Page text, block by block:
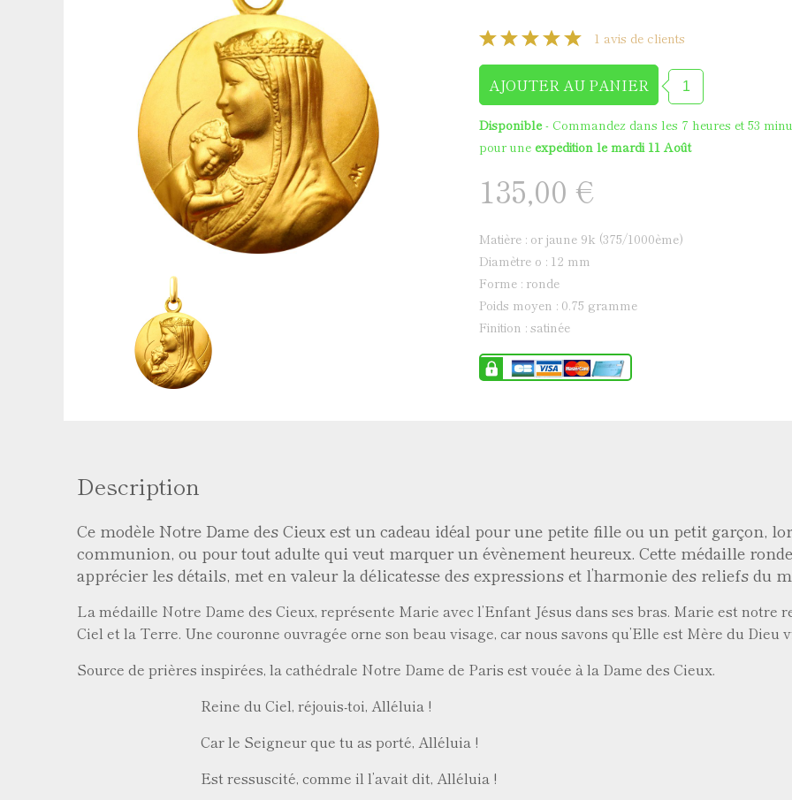
Médaille de baptême Symboles
Gravures pour médailles
Réparation de médailles
Quelle médaille pour un baptême ?
Quelle taille pour une médaille ?
Que faire graver au dos de sa médaille ?
1 avis de clients
Disponible- Commandez dans les 7 heures et 52
pour une expédition le mardi 11 Août
135,00 €
matière : or jaune 9k (375/1000ème)
diamètre ø : 12 mm
forme : ronde
poids moyen : 0.75 gramme
finition : satinée
Description
Ce modèle Notre Dame des Cieux est un cadeau idéal pour une petite fille ou un petit garçon,
communion, ou pour tout adulte qui veut marquer un évènement heureux. Cette médaille
apprécier les détails, met en valeur la délicatesse des expressions et l’harmonie des reliefs du
La médaille Notre Dame des Cieux, représente Marie avec l’Enfant Jésus dans ses bras. Marie est
Ciel et la Terre. Une couronne ouvragée orne son beau visage, car nous savons qu’Elle est Mère du Dieu
Source de prières inspirées, la cathédrale Notre Dame de Paris est vouée à la Dame des Cieux.
Reine du Ciel, réjouis-toi, Alléluia !
Car le Seigneur que tu as porté, Alléluia !
Est ressuscité, comme il l’avait dit, Alléluia !